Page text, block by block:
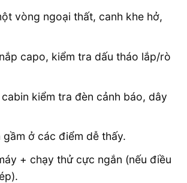
vòng ngoại thất, canh khe hở,
capo, kiểm tra dấu tháo lắp/rò
kiểm tra đèn cảnh báo, dây
gầm ở các điểm dễ thấy.
+ chạy thử cực ngắn (nếu điều